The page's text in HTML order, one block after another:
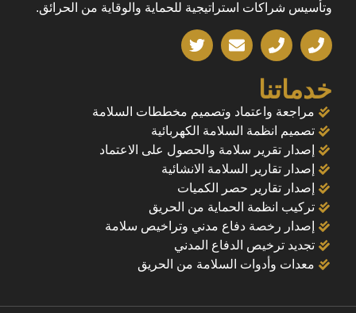
وتأسيس شراكات استراتيجية للحماية والوقاية من الحرائق.
خدماتنا
مراجعة واعتماد وتصميم مخططات السلامة
تصميم انظمة السلامة الكهربائية
إصدار تقرير سلامة والحصول على الاعتماد
إصدار تقارير السلامة الانشائية
إصدار تقارير حصر الكميات
تركيب انظمة الحماية من الحريق
إصدار رخصة دفاع مدني وتراخيص سلامة
تجديد ترخيص الدفاع المدني
معدات وأدوات السلامة من الحريق